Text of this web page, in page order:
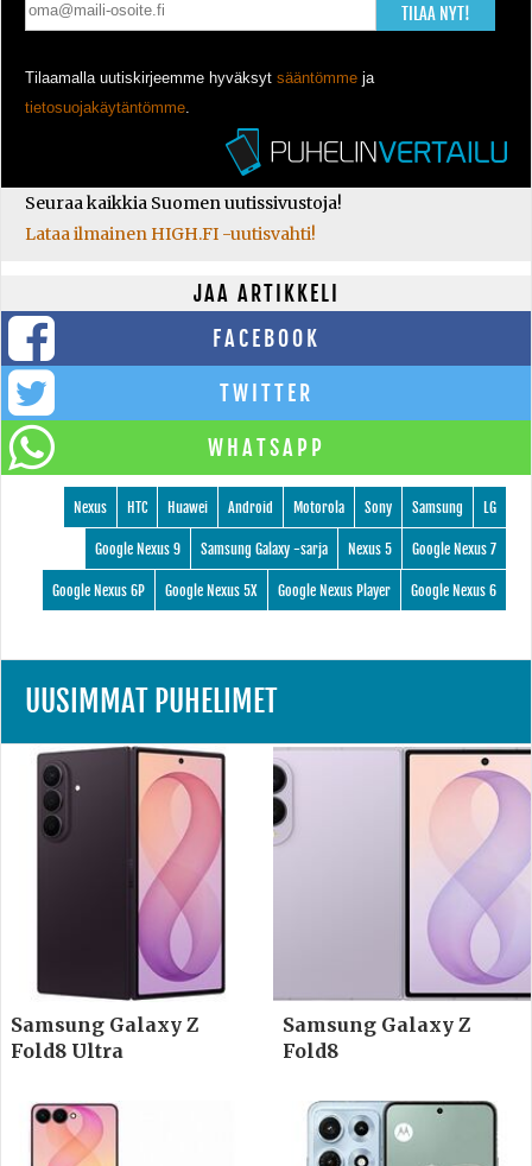
TILAA NYT!
Tilaamalla uutiskirjeemme hyväksyt sääntömme ja
tietosuojakäytäntömme
Seuraa kaikkia Suomen uutissivustoja!
Lataa ilmainen HIGH.FI -uutisvahti!
JAA ARTIKKELI
FACEBOOK
TWITTER
WHATSAPP
LG
Samsung
Sony
Motorola
Android
Huawei
HTC
Nexus
Google Nexus 7
Nexus 5
Samsung Galaxy -sarja
Google Nexus 9
Google Nexus 6
Google Nexus Player
Google Nexus 5X
Google Nexus 6P
UUSIMMAT PUHELIMET
Samsung Galaxy Z
Fold8 Ultra
Samsung Galaxy Z
Fold8